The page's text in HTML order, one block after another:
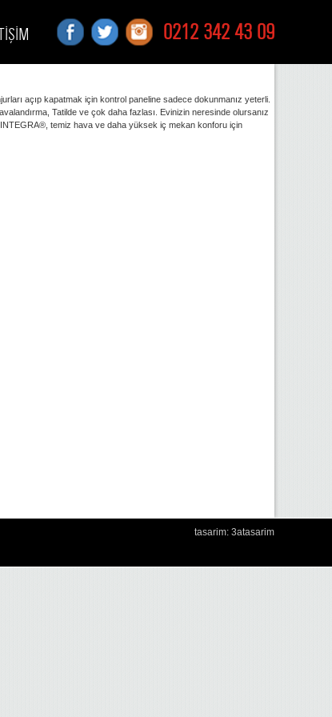
0212 342 43 09
açıp kapatmak için kontrol paneline sadece dokunmanız yeterli.
Tatilde ve çok daha fazlası. Evinizin neresinde olursanız
temiz hava ve daha yüksek iç mekan konforu için
tasarim: 3atasarim